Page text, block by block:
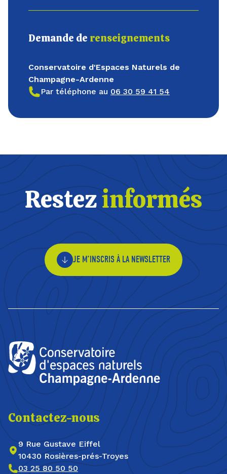
Demande de renseignements
Conservatoire d'Espaces Naturels de
Champagne-Ardenne
Par téléphone au 06 30 59 41 54
Restezinformés
JE M’INSCRIS À LA NEWSLETTER
Contactez-nous
9 Rue Gustave Eiffel
10430 Rosières-prés-Troyes
03 25 80 50 50